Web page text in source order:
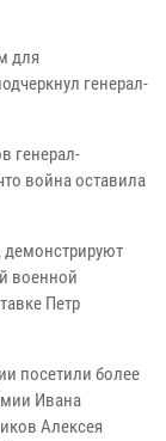
для
генерал-
генерал-
война оставила
демонстрируют
военной
Петр
посетили более
Ивана
Алексея